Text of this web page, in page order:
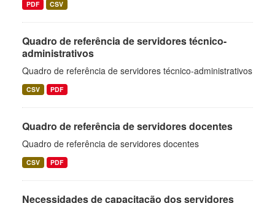
PDF CSV
Quadro de referência de servidores técnico-
administrativos
Quadro de referência de servidores técnico-administrativos
CSV PDF
Quadro de referência de servidores docentes
Quadro de referência de servidores docentes
CSV PDF
Necessidades de capacitação dos servidores